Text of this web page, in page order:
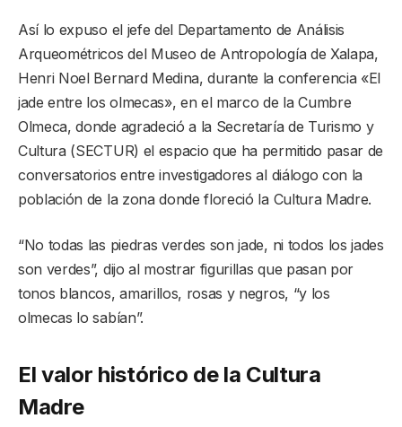
Así lo expuso el jefe del Departamento de Análisis
Arqueométricos del Museo de Antropología de Xalapa,
Henri Noel Bernard Medina, durante la conferencia «El
jade entre los olmecas», en el marco de la Cumbre
Olmeca, donde agradeció a la Secretaría de Turismo y
Cultura (SECTUR) el espacio que ha permitido pasar de
conversatorios entre investigadores al diálogo con la
población de la zona donde floreció la Cultura Madre.
“No todas las piedras verdes son jade, ni todos los jades
son verdes”, dijo al mostrar figurillas que pasan por
tonos blancos, amarillos, rosas y negros, “y los
olmecas lo sabían”.
El valor histórico de la Cultura
Madre